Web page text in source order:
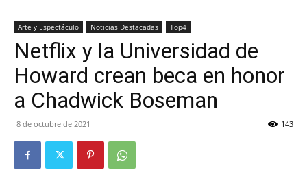
Arte y Espectáculo Noticias Destacadas Top4
Netflix y la Universidad de
Howard crean beca en honor
a Chadwick Boseman
8 de octubre de 2021 143